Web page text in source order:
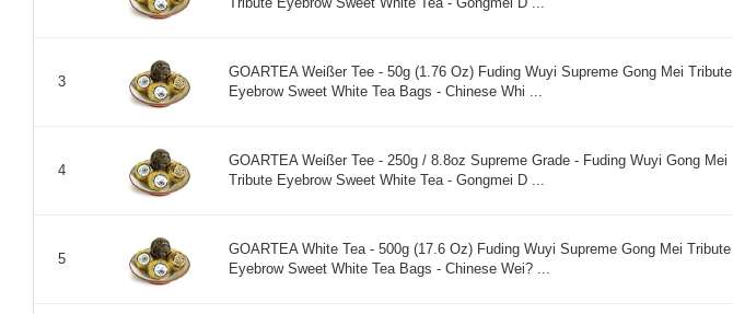
3
GOARTEA Weißer Tee - 50g (1.76 Oz) Fuding Wuyi Supreme Gong Mei Tribute
Eyebrow Sweet White Tea Bags - Chinese Whi ...
4
GOARTEA Weißer Tee - 250g / 8.8oz Supreme Grade - Fuding Wuyi Gong Mei
Tribute Eyebrow Sweet White Tea - Gongmei D ...
5
GOARTEA White Tea - 500g (17.6 Oz) Fuding Wuyi Supreme Gong Mei Tribute
Eyebrow Sweet White Tea Bags - Chinese Wei? ...